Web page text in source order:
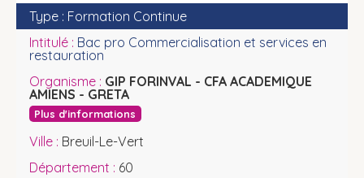
Formation Continue
Bac pro Commercialisation et services en
restauration
GIP FORINVAL - CFA ACADEMIQUE
AMIENS - GRETA
Plus d'informations
Breuil-Le-Vert
60